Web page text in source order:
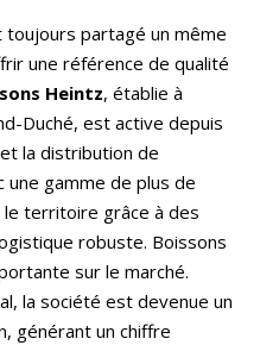
partagé un même
une référence de qualité
Heintz, établie à
Duché, est active depuis
la distribution de
une gamme de plus de
territoire grâce à des
robuste. Boissons
sur le marché.
la société est devenue un
générant un chiffre